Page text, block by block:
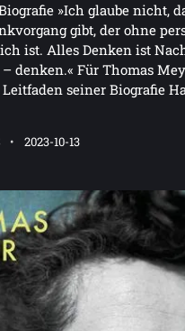
»Ich glaube nicht,
gibt, der ohne
ist. Alles Denken ist
denken.« Für Thomas
Leitfaden seiner Biografie
2023-10-13